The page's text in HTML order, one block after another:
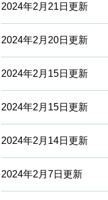
2024年2月21日更新
2024年2月20日更新
2024年2月15日更新
2024年2月15日更新
2024年2月14日更新
2024年2月7日更新